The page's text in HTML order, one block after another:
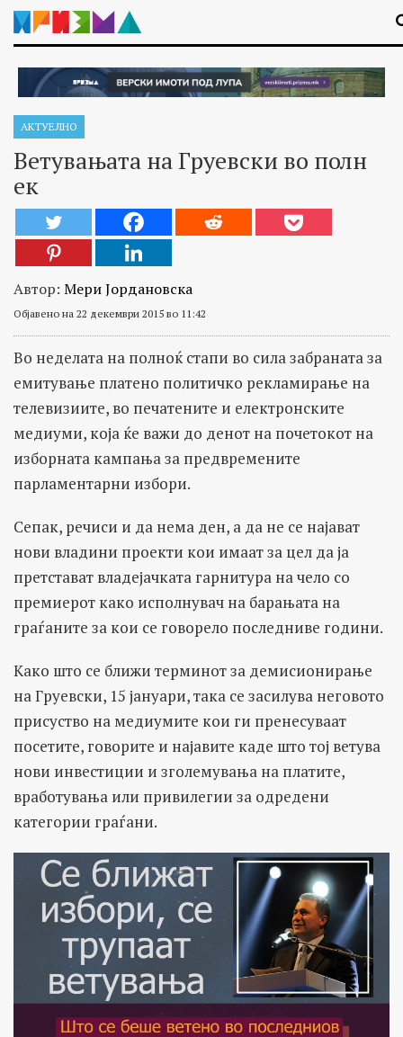
АКТУЕЛНО
Ветувањата на Груевски во полн
ек
Автор: Мери Јордановска
Објавено на 22 декември 2015 во 11:42
Во неделата на полноќ стапи во сила забраната за
емитување платено политичко рекламирање на
телевизиите, во печатените и електронските
медиуми, која ќе важи до денот на почетокот на
изборната кампања за предвремените
парламентарни избори.
Сепак, речиси и да нема ден, а да не се најават
нови владини проекти кои имаат за цел да ја
претстават владејачката гарнитура на чело со
премиерот како исполнувач на барањата на
граѓаните за кои се говорело последниве години.
Како што се ближи терминот за демисионирање
на Груевски, 15 јануари, така се засилува неговото
присуство на медиумите кои ги пренесуваат
посетите, говорите и најавите каде што тој ветува
нови инвестиции и зголемувања на платите,
вработувања или привилегии за одредени
категории граѓани.